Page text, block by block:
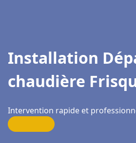
Installation
chaudière
Intervention rapide et